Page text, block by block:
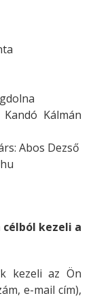
Kálmán
Abos Dezső
kezeli a
kezeli az Ön
e-mail cím),